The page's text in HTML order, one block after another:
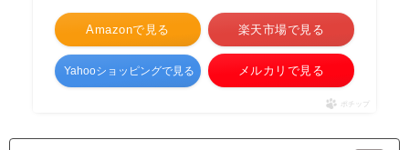
Amazonで見る 楽天市場で見る
Yahooショッピングで見る メルカリで見る
ポチップ